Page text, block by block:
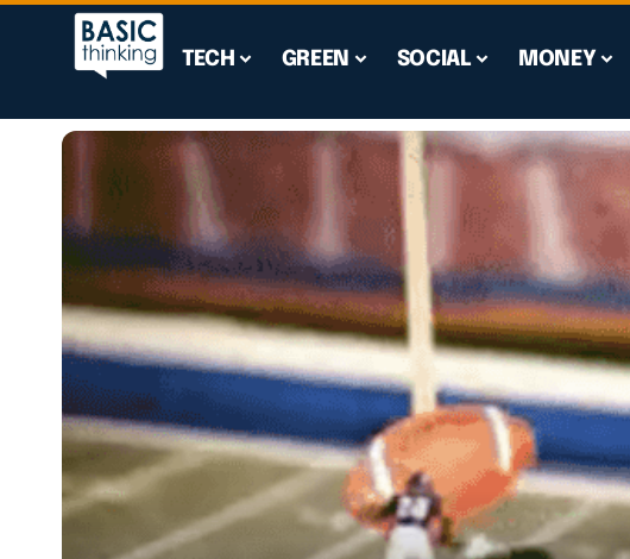
TECH GREEN SOCIAL MONEY